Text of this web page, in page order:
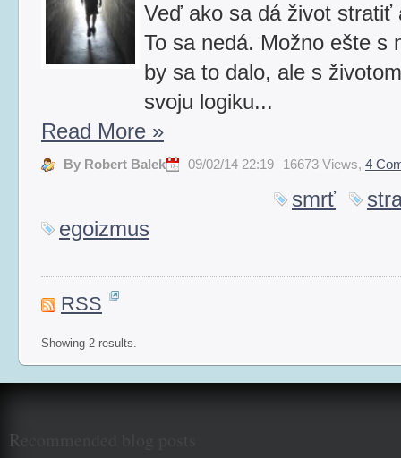
Veď ako sa dá život stratiť
To sa nedá. Možno ešte s
by sa to dalo, ale s
svoju logiku...
Read More »
By Robert Balek 09/02/14 22:19 16673 Views, 4
smrť
egoizmus
RSS
Showing 2 results.
Recommended blog posts